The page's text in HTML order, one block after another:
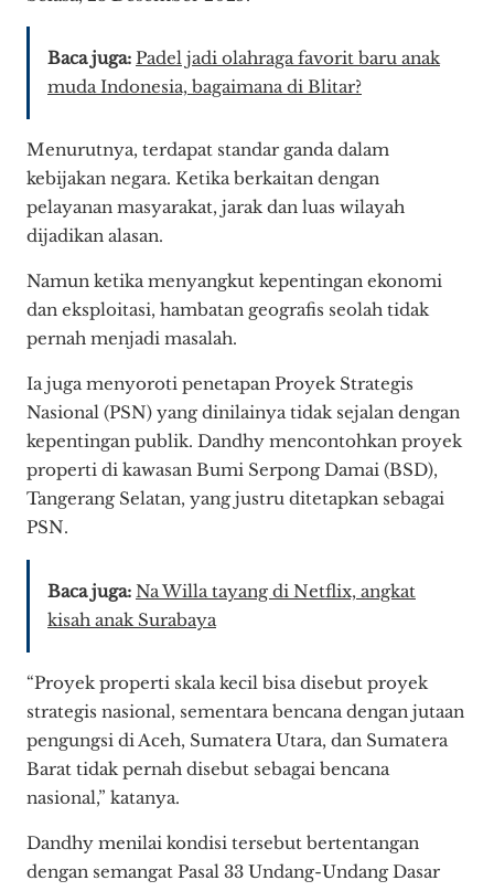
Baca juga: Padel jadi olahraga favorit baru anak
muda Indonesia, bagaimana di Blitar?
Menurutnya, terdapat standar ganda dalam
kebijakan negara. Ketika berkaitan dengan
pelayanan masyarakat, jarak dan luas wilayah
dijadikan alasan.
Namun ketika menyangkut kepentingan ekonomi
dan eksploitasi, hambatan geografis seolah tidak
pernah menjadi masalah.
Ia juga menyoroti penetapan Proyek Strategis
Nasional (PSN) yang dinilainya tidak sejalan dengan
kepentingan publik. Dandhy mencontohkan proyek
properti di kawasan Bumi Serpong Damai (BSD),
Tangerang Selatan, yang justru ditetapkan sebagai
PSN.
Baca juga: Na Willa tayang di Netflix, angkat
kisah anak Surabaya
“Proyek properti skala kecil bisa disebut proyek
strategis nasional, sementara bencana dengan jutaan
pengungsi di Aceh, Sumatera Utara, dan Sumatera
Barat tidak pernah disebut sebagai bencana
nasional,” katanya.
Dandhy menilai kondisi tersebut bertentangan
dengan semangat Pasal 33 Undang-Undang Dasar